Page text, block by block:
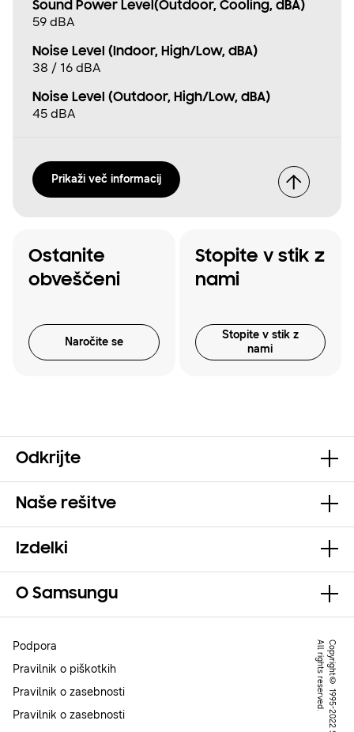
Sound Power Level(Outdoor, Cooling, dBA)
59 dBA
Noise Level (Indoor, High/Low, dBA)
38 / 16 dBA
Noise Level (Outdoor, High/Low, dBA)
45 dBA
Prikaži več informacij
Ostanite
obveščeni
Naročite se
Stopite v stik z
nami
Stopite v stik z
nami
Odkrijte
Naše rešitve
Izdelki
O Samsungu
C
o
p
y
r
ig
h
t
©
1
9
9
5
-
2
0
2
2
S
a
m
s
u
n
g
.
A
l
l
r
ig
h
t
s
r
e
s
e
r
v
e
d
.
Podpora
Pravilnik o piškotkih
Pravilnik o zasebnosti
Pravilnik o zasebnosti